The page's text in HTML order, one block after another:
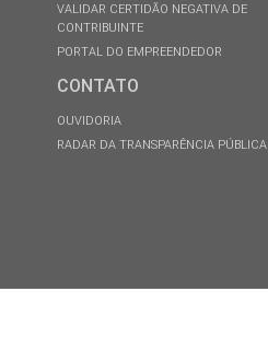
VALIDAR CERTIDÃO NEGATIVA DE
CONTRIBUINTE
PORTAL DO EMPREENDEDOR
CONTATO
OUVIDORIA
RADAR DA TRANSPARÊNCIA PÚBLICA